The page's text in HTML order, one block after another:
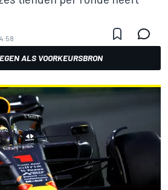
ALS VOORKEURSBRON